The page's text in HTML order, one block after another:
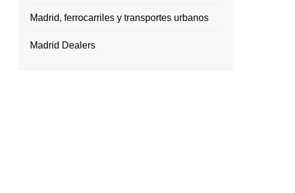
Madrid, ferrocarriles y transportes urbanos
Madrid Dealers